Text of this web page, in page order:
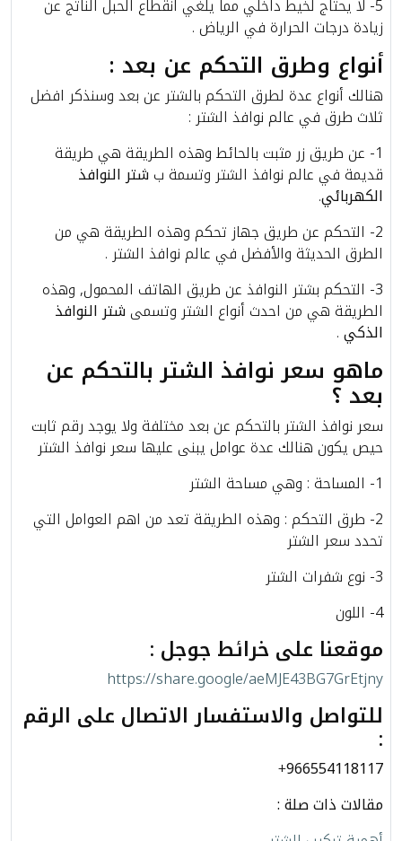
5- لا يحتاج لخيط داخلي مما يلغي انقطاع الحبل الناتج عن
زيادة درجات الحرارة في الرياض .
أنواع وطرق التحكم عن بعد :
هنالك أنواع عدة لطرق التحكم بالشتر عن بعد وسنذكر افضل
ثلاث طرق في عالم نوافذ الشتر :
1- عن طريق زر مثبت بالحائط وهذه الطريقة هي طريقة
قديمة في عالم نوافذ الشتر وتسمة بشتر النوافذ
الكهربائي.
2- التحكم عن طريق جهاز تحكم وهذه الطريقة هي من
الطرق الحديثة والأفضل في عالم نوافذ الشتر .
3- التحكم بشتر النوافذ عن طريق الهاتف المحمول, وهذه
الطريقة هي من احدث أنواع الشتر وتسمىشتر النوافذ
الذكي.
ماهو سعر نوافذ الشتر بالتحكم عن
بعد ؟
سعر نوافذ الشتر بالتحكم عن بعد مختلفة ولا يوجد رقم ثابت
حيص يكون هنالك عدة عوامل يبنى عليها سعر نوافذ الشتر
1- المساحة : وهي مساحة الشتر
2- طرق التحكم : وهذه الطريقة تعد من اهم العوامل التي
تحدد سعر الشتر
3- نوع شفرات الشتر
4- اللون
موقعنا على خرائط جوجل :
https://share.google/aeMJE43BG7GrEtjny
للتواصل والاستفسار الاتصال على الرقم
:
966554118117
+
مقالات ذات صلة :